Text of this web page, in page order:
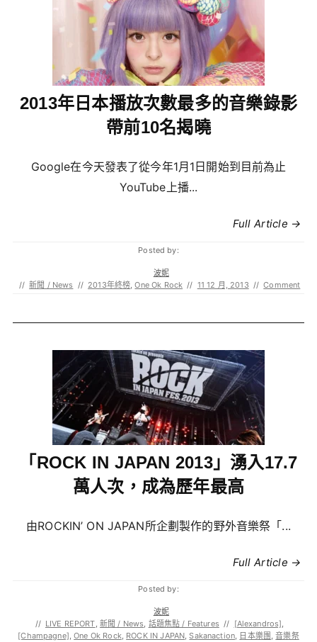
2013年日本播放次數最多的音樂錄影
帶前10名揭曉
Google在今天發表了從今年1月1日開始到目前為止
YouTube上播...
Full Article →
Posted by:
波妮
// 新聞 / News // 2013年終榜,One Ok Rock // 11 12 月, 2013 // Comment
「ROCK IN JAPAN 2013」湧入17.7
萬人次，成為歷年最高
由ROCKIN’ ON JAPAN所企劃製作的野外音樂祭「...
Full Article →
Posted by:
波妮
// LIVE REPORT, 新聞 / News, 話題焦點 / Features // [Alexandros],
[Champagne],One Ok Rock, ROCK IN JAPAN,Sakanaction, 日本樂團 ,音樂祭